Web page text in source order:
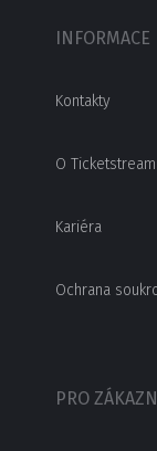
INFORMACE
Kontakty
O Ticketstream
Kariéra
Ochrana
PRO